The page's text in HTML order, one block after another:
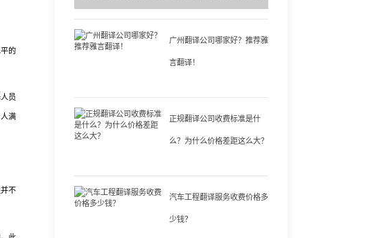
的
员
满
不
广州翻译公司哪家好？推荐雅
言翻译！
正规翻译公司收费标准是什
么？为什么价格差距这么大？
汽车工程翻译服务收费价格多
少钱？